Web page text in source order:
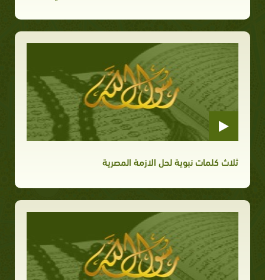
ثلاث كلمات نبوية لحل الازمة المصرية